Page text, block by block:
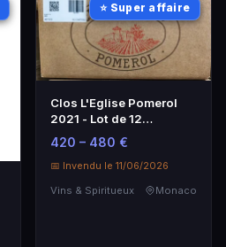
⭐ Super affaire
Clos L'Eglise Pomerol
2021 - Lot de 12
Bouteilles de Vin Rouge
420 – 480 €
📅 Invendu le 11/06/2026
Vins & Spiritueux
Monaco